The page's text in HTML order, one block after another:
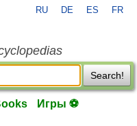
RU DE ES FR
Search!
Игры ⚽